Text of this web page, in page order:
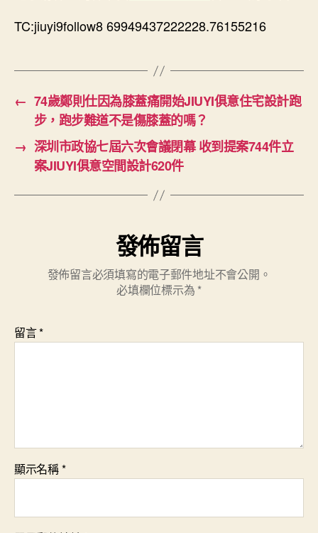
番
茄！〉
中
TC:jiuyi9follow8 69949437222228.76155216
← 74歲鄭則仕因為膝蓋痛開始JIUYI俱意住宅設計跑
步，跑步難道不是傷膝蓋的嗎？
→ 深圳市政協七屆六次會議閉幕 收到提案744件立
案JIUYI俱意空間設計620件
發佈留言
發佈留言必須填寫的電子郵件地址不會公開。
必填欄位標示為 *
留言*
顯示名稱*